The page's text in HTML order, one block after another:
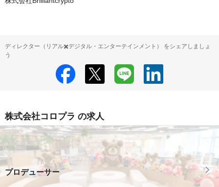
ディレクター（リアル✖️デジタル・エンターテインメント） をシェアしましょ
う
株式会社コロプラ の求人
プロデューサー